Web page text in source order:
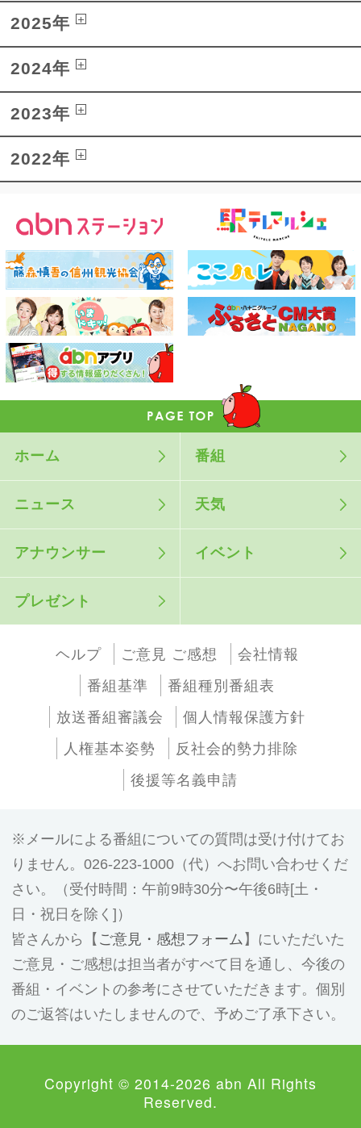
2025年
2024年
2023年
2022年
ホーム 番組
ニュース 天気
アナウンサー イベント
プレゼント
ヘルプ ご意見 ご感想
会社情報
番組基準
番組種別番組表
放送番組審議会
個人情報保護方針
人権基本姿勢
反社会的勢力排除
後援等名義申請
メールによる番組についての質問は受け付けてお
りません。026-223-1000（代）へお問い合わせくだ
さい。（受付時間：午前9時30分〜午後6時[土・
日・祝日を除く]）
皆さんから【 ご意見・感想フォーム 】にいただいた
ご意見・ご感想は担当者がすべて目を通し、今後の
番組・イベントの参考にさせていただきます。個別
のご返答はいたしませんので、予めご了承下さい。
Copyright © 2014-2026 abn All Rights
Reserved.